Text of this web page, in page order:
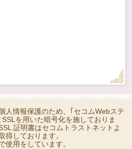
人情報保護のため、｢セコムWebステ
を用いた暗号化を施しておりま
証明書はセコムトラストネットよ
得しております。
使用をしています。